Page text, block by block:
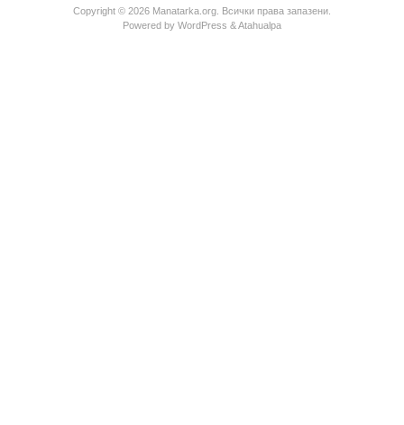
Copyright © 2026 Manatarka.org. Всички права запазени.
Powered by WordPress &Atahualpa